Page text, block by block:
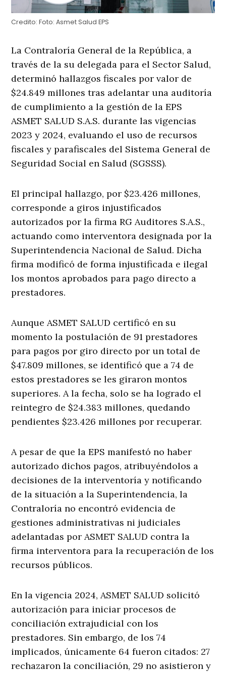
Credito: Foto: Asmet Salud EPS
La Contraloría General de la República, a
través de la su delegada para el Sector Salud,
determinó hallazgos fiscales por valor de
$24.849 millones tras adelantar una auditoría
de cumplimiento a la gestión de la EPS
ASMET SALUD S.A.S. durante las vigencias
2023 y 2024, evaluando el uso de recursos
fiscales y parafiscales del Sistema General de
Seguridad Social en Salud (SGSSS).
El principal hallazgo, por $23.426 millones,
corresponde a giros injustificados
autorizados por la firma RG Auditores S.A.S.,
actuando como interventora designada por la
Superintendencia Nacional de Salud. Dicha
firma modificó de forma injustificada e ilegal
los montos aprobados para pago directo a
prestadores.
Aunque ASMET SALUD certificó en su
momento la postulación de 91 prestadores
para pagos por giro directo por un total de
$47.809 millones, se identificó que a 74 de
estos prestadores se les giraron montos
superiores. A la fecha, solo se ha logrado el
reintegro de $24.383 millones, quedando
pendientes $23.426 millones por recuperar.
A pesar de que la EPS manifestó no haber
autorizado dichos pagos, atribuyéndolos a
decisiones de la interventoría y notificando
de la situación a la Superintendencia, la
Contraloría no encontró evidencia de
gestiones administrativas ni judiciales
adelantadas por ASMET SALUD contra la
firma interventora para la recuperación de los
recursos públicos.
En la vigencia 2024, ASMET SALUD solicitó
autorización para iniciar procesos de
conciliación extrajudicial con los
prestadores. Sin embargo, de los 74
implicados, únicamente 64 fueron citados: 27
rechazaron la conciliación, 29 no asistieron y